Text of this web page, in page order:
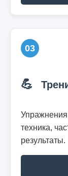
03
💪
техника,
результаты.